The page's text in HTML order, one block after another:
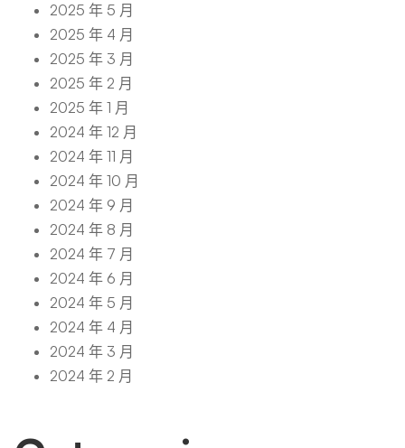
2025 年 5 月
2025 年 4 月
2025 年 3 月
2025 年 2 月
2025 年 1 月
2024 年 12 月
2024 年 11 月
2024 年 10 月
2024 年 9 月
2024 年 8 月
2024 年 7 月
2024 年 6 月
2024 年 5 月
2024 年 4 月
2024 年 3 月
2024 年 2 月